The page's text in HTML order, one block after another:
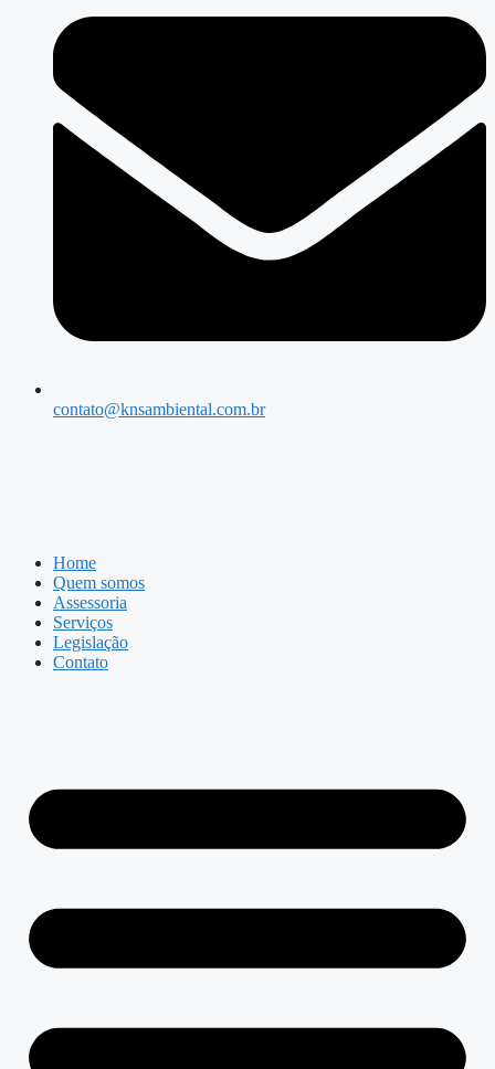
contato@knsambiental.com.br
Home
Quem somos
Assessoria
Serviços
Legislação
Contato